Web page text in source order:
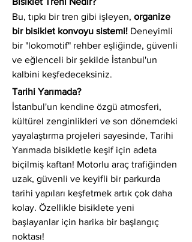
Bu, tıpkı bir tren gibi işleyen, organize
bir bisiklet konvoyu sistemi! Deneyimli
bir "lokomotif" rehber eşliğinde, güvenli
ve eğlenceli bir şekilde İstanbul'un
kalbini keşfedeceksiniz.
Tarihi Yarımada?
İstanbul'un kendine özgü atmosferi,
kültürel zenginlikleri ve son dönemdeki
yayalaştırma projeleri sayesinde, Tarihi
Yarımada bisikletle keşif için adeta
biçilmiş kaftan! Motorlu araç trafiğinden
uzak, güvenli ve keyifli bir parkurda
tarihi yapıları keşfetmek artık çok daha
kolay. Özellikle bisiklete yeni
başlayanlar için harika bir başlangıç
noktası!